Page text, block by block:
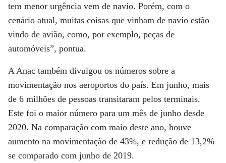
tem menor urgência vem de navio. Porém, com o
cenário atual, muitas coisas que vinham de navio estão
vindo de avião, como, por exemplo, peças de
automóveis”, pontua.
A Anac também divulgou os números sobre a
movimentação nos aeroportos do país. Em junho, mais
de 6 milhões de pessoas transitaram pelos terminais.
Este foi o maior número para um mês de junho desde
2020. Na comparação com maio deste ano, houve
aumento na movimentação de 43%, e redução de 13,2%
se comparado com junho de 2019.